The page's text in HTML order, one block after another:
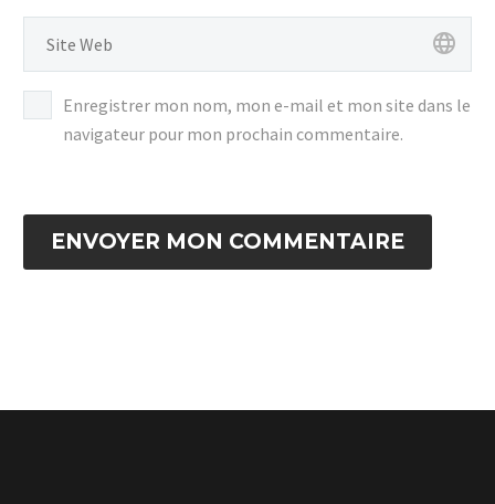
Enregistrer mon nom, mon e-mail et mon site dans le
navigateur pour mon prochain commentaire.
ENVOYER MON COMMENTAIRE